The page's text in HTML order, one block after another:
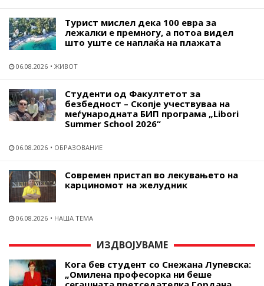
Турист мислел дека 100 евра за
лежалки е премногу, а потоа видел
што уште се наплаќа на плажата
06.08.2026 ЖИВОТ
Студенти од Факултетот за
безбедност – Скопје учествуваа на
меѓународната БИП програма „Libori
Summer School 2026“
06.08.2026 ОБРАЗОВАНИЕ
Современ пристап во лекувањето на
карциномот на желудник
06.08.2026 НАША ТЕМА
ИЗДВОЈУВАМЕ
Кога бев студент со Снежана Лупевска:
„Омилена професорка ни беше